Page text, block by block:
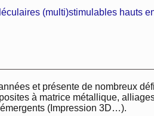
(multi)stimulables hauts
et présente de nombreux
à matrice métallique,
(Impression 3D…).